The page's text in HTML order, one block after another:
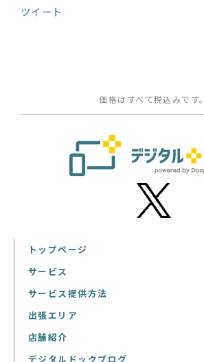
ツイート
価格はすべて税込みです。
トップページ
サービス
サービス提供方法
出張エリア
店舗紹介
デジタルドックブログ